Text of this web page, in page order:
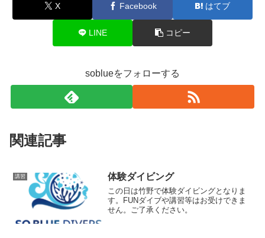
X Facebook はてブ
LINE コピー
soblueをフォローする
関連記事
講習 体験ダイビング
この日は竹野で体験ダイビングとなりま
す。FUNダイブや講習等はお受けできま
せん。ご了承ください。